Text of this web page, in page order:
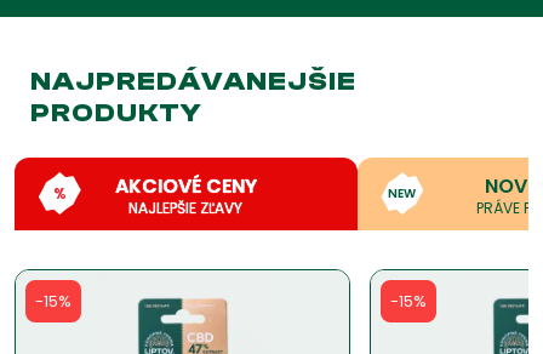
NAJPREDÁVANEJŠIE
PRODUKTY
% AKCIOVÉ CENY
NAJLEPŠIE ZĽAVY
NEW
PRÁVE
-15% -15%